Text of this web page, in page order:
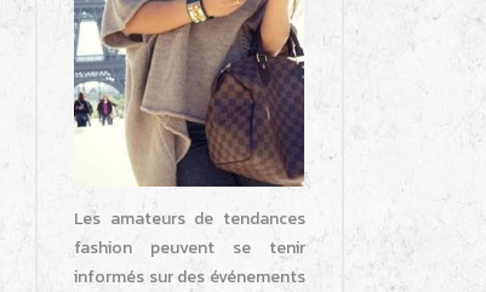
Les amateurs de tendances
fashion peuvent se tenir
informés sur des événements